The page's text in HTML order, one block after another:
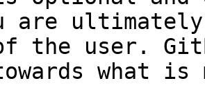
are
the user.
what